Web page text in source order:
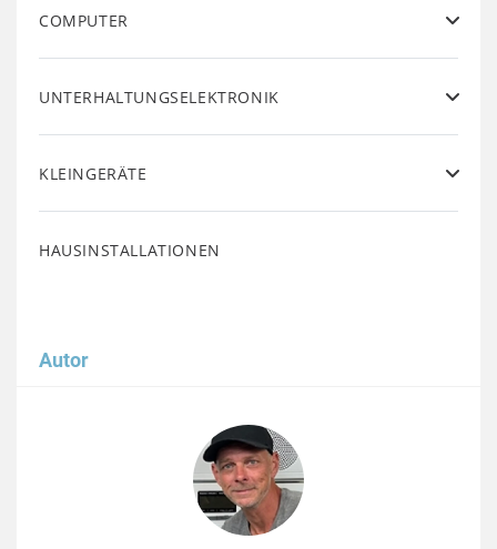
COMPUTER
UNTERHALTUNGSELEKTRONIK
KLEINGERÄTE
HAUSINSTALLATIONEN
Autor